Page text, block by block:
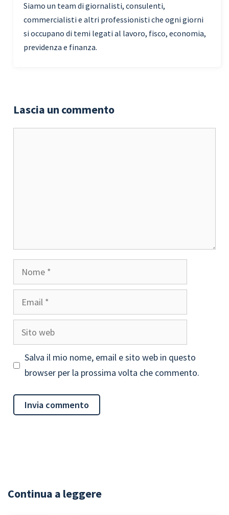
Siamo un team di giornalisti, consulenti,
commercialisti e altri professionisti che ogni giorni
si occupano di temi legati al lavoro, fisco, economia,
previdenza e finanza.
Lascia un commento
Nome
Email
Sito
web
Salva il mio nome, email e sito web in questo
browser per la prossima volta che commento.
Continua a leggere